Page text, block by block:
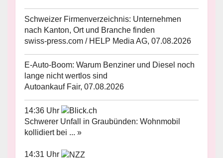
Schweizer Firmenverzeichnis: Unternehmen
nach Kanton, Ort und Branche finden
swiss-press.com / HELP Media AG, 07.08.2026
E-Auto-Boom: Warum Benziner und Diesel noch
lange nicht wertlos sind
Autoankauf Fair, 07.08.2026
14:36 Uhr
Schwerer Unfall in Graubünden: Wohnmobil
kollidiert bei ... »
14:31 Uhr